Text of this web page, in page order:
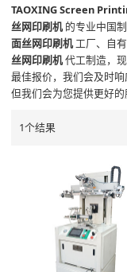
TAOXING Screen
丝网印刷机 的专业中国
面丝网印刷机 工厂、自
丝网印刷机代工制造，
最佳报价，我们会及时
但我们会为您提供更好的
1个结果